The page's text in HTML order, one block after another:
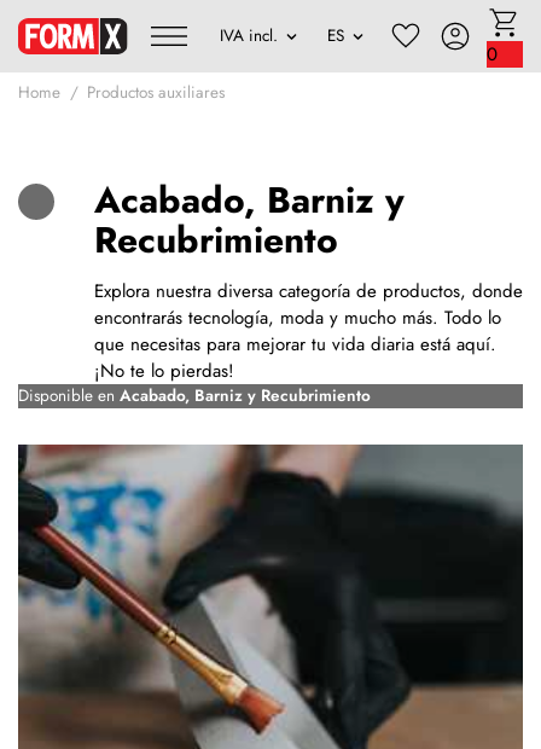
0
Home Productos auxiliares
Acabado, Barniz y
Recubrimiento
Explora nuestra diversa categoría de productos, donde
encontrarás tecnología, moda y mucho más. Todo lo
que necesitas para mejorar tu vida diaria está aquí.
¡No te lo pierdas!
Disponible en Acabado, Barniz y Recubrimiento